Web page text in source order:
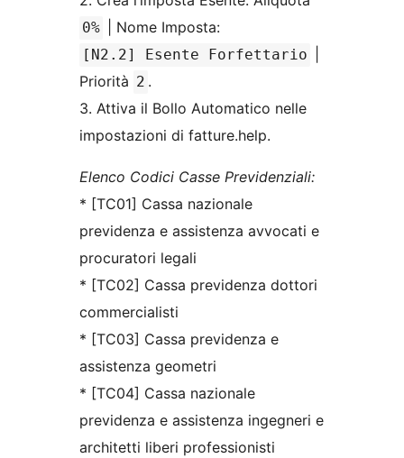
0% | Nome Imposta:
[N2.2] Esente Forfettario
Priorità 2 .
3. Attiva il Bollo Automatico nelle
impostazioni di fatture.help.
Elenco Codici Casse Previdenziali:
* [TC01] Cassa nazionale
previdenza e assistenza avvocati e
procuratori legali
* [TC02] Cassa previdenza dottori
commercialisti
* [TC03] Cassa previdenza e
assistenza geometri
* [TC04] Cassa nazionale
previdenza e assistenza ingegneri e
architetti liberi professionisti